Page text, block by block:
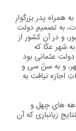
همراه پدر بزرگوارِ
به تصمیمِ دولت
و در آن کشور از
شهر عکّا که
دولت عثمانی بود
و به سنِّ سی و
اجازه نیافت به
دهه هایِ چهل و
زیانباری که آن